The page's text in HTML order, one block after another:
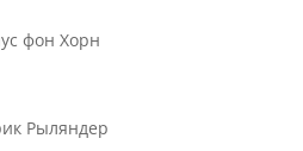
фон Хорн
Рыляндер